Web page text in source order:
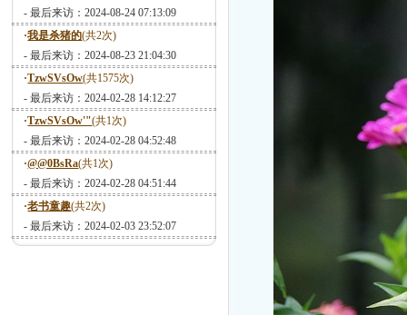
- 最后来访：2024-08-24 07:13:09
·我是杀猪的(共2次)
- 最后来访：2024-08-23 21:04:30
·TzwSVsOw(共1575次)
- 最后来访：2024-02-28 14:12:27
·TzwSVsOw'"(共1次)
- 最后来访：2024-02-28 04:52:48
·@@0BsRa(共1次)
- 最后来访：2024-02-28 04:51:44
·老书童趣(共2次)
- 最后来访：2024-02-03 23:52:07